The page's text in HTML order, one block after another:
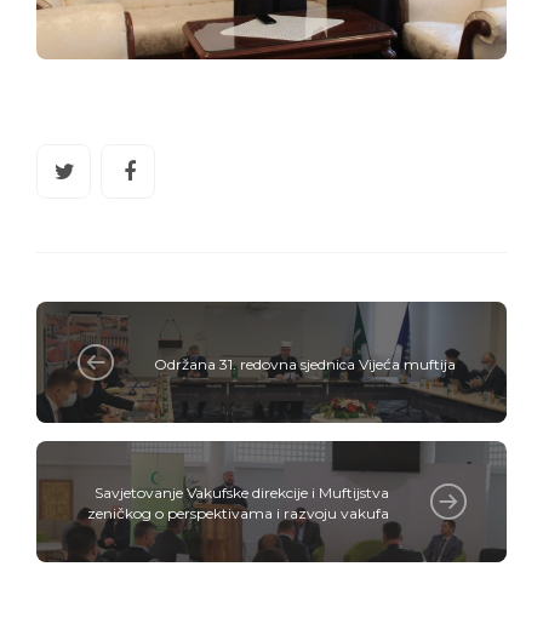
Održana 31. redovna sjednica Vijeća muftija
Savjetovanje Vakufske direkcije i Muftijstva
zeničkog o perspektivama i razvoju vakufa